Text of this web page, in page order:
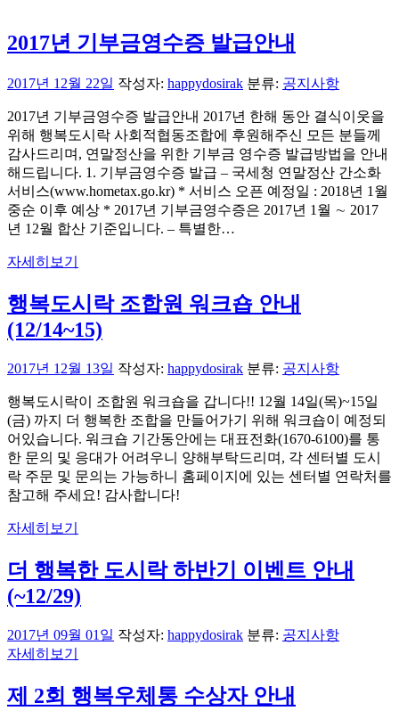
2017년 기부금영수증 발급안내
2017년 12월 22일 작성자: happydosirak 분류: 공지사항
2017년 기부금영수증 발급안내 2017년 한해 동안 결식이웃을
위해 행복도시락 사회적협동조합에 후원해주신 모든 분들께
감사드리며, 연말정산을 위한 기부금 영수증 발급방법을 안내
해드립니다. 1. 기부금영수증 발급 – 국세청 연말정산 간소화
서비스(www.hometax.go.kr) * 서비스 오픈 예정일 : 2018년 1월
중순 이후 예상 * 2017년 기부금영수증은 2017년 1월 ∼ 2017
년 12월 합산 기준입니다. – 특별한…
자세히보기
행복도시락 조합원 워크숍 안내
(12/14~15)
2017년 12월 13일 작성자: happydosirak 분류: 공지사항
행복도시락이 조합원 워크숍을 갑니다!! 12월 14일(목)~15일
(금) 까지 더 행복한 조합을 만들어가기 위해 워크숍이 예정되
어있습니다. 워크숍 기간동안에는 대표전화(1670-6100)를 통
한 문의 및 응대가 어려우니 양해부탁드리며, 각 센터별 도시
락 주문 및 문의는 가능하니 홈페이지에 있는 센터별 연락처를
참고해 주세요! 감사합니다!
자세히보기
더 행복한 도시락 하반기 이벤트 안내
(~12/29)
2017년 09월 01일 작성자: happydosirak 분류: 공지사항
자세히보기
제 2회 행복우체통 수상자 안내